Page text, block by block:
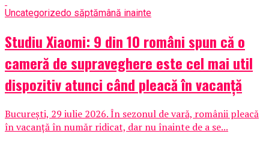
Uncategorizedo săptămână inainte
Studiu Xiaomi: 9 din 10 români spun că o
cameră de supraveghere este cel mai util
dispozitiv atunci când pleacă în vacanță
București, 29 iulie 2026. În sezonul de vară, românii pleacă
în vacanță în număr ridicat, dar nu înainte de a se...